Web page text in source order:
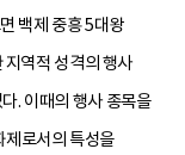
백제 중흥 5대왕
지역적 성격의 행사
. 이때의 행사 종목을
제로서의 특성을